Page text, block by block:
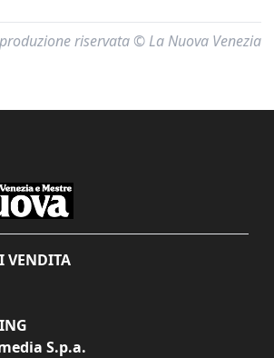
riservata © La Nuova Venezia
VENDITA
S.p.a.